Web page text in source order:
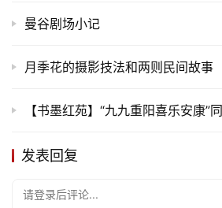
首
化
生
曼谷剧场小记
月季花的摄影技法和两则民间故事
【书墨红苑】“九九重阳喜乐安康”
发表回复
请登录后评论...